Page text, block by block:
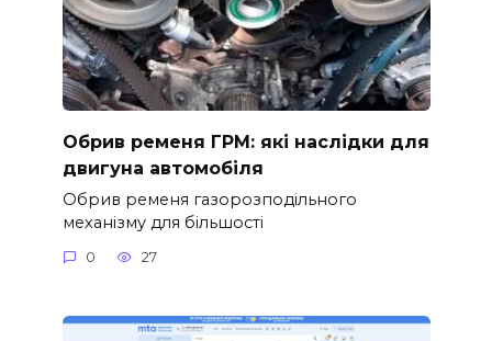
Обрив ременя ГРМ: які наслідки для
двигуна автомобіля
Обрив ременя газорозподільного
механізму для більшості
0 27